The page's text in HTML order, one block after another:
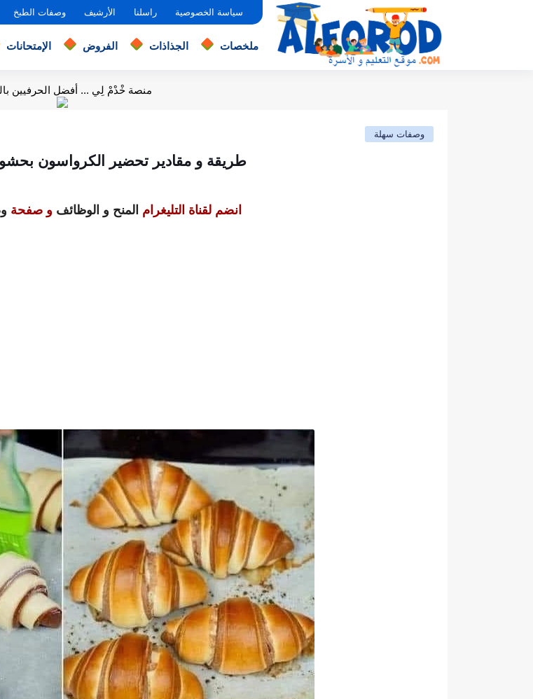
سياسة الخصوصية راسلنا الأرشيف وصفات الطبخ
ملخصات الجذاذات الفروض الإمتحانات
منصة خْدْمْ لِي ... أفضل الحرفيين
وصفات سهلة
طريقة و مقادير تحضير الكرواسون بحشو
انضم لقناة التليغرام المنح و الوظائف و صفحة